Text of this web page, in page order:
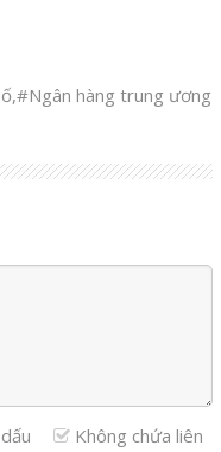
,#Ngân hàng trung ương
Không chứa liên